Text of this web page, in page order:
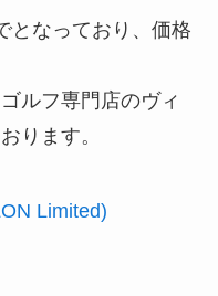
となっており、価格
ルフ専門店のヴィ
ります。
Limited)